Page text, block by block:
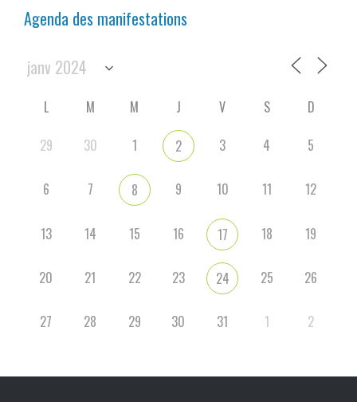
Agenda des manifestations
L M M J V S
D
29
30 1 2 3 4 5
6 7 8 9 10 11 12
13 14 15 16 17 18 19
20 21 22 23 24 25 26
27 28 29 30 31 1 2